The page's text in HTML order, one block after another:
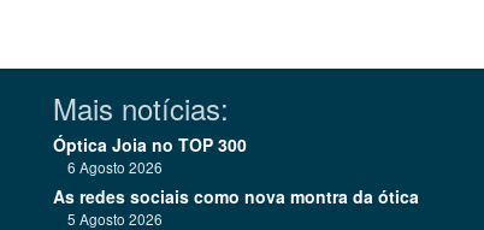
Mais notícias:
Óptica Joia no TOP 300
6 Agosto 2026
As redes sociais como nova montra da ótica
5 Agosto 2026